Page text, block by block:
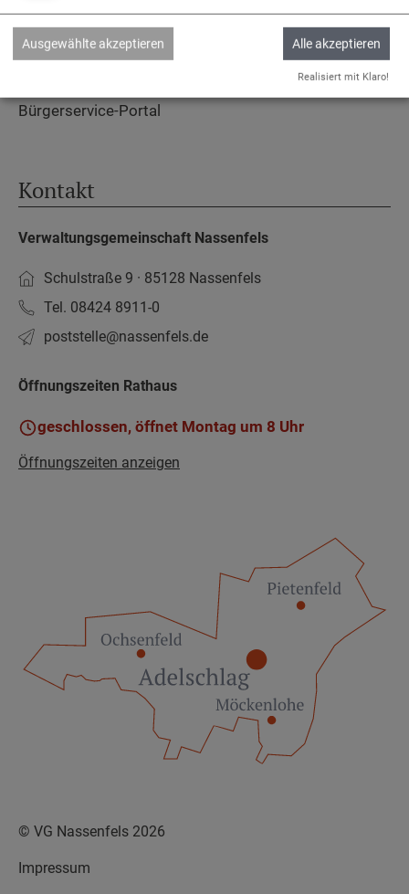
Datenschutz
Barrierefreiheit
Bürgerservice-Portal
Kontakt
Verwaltungsgemeinschaft Nassenfels
Schulstraße 9 · 85128 Nassenfels
Tel. 08424 8911-0
poststelle­@nassenfels.de
Öffnungszeiten Rathaus
geschlossen, öffnet Montag um 8 Uhr
Öffnungszeiten anzeigen
© VG Nassenfels 2026
Impressum
Ausgewählte akzeptieren Alle akzeptieren
Realisiert mit Klaro!